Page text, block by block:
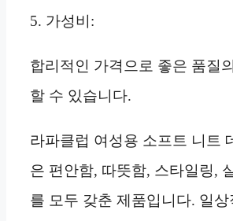
5. 가성비:
합리적인 가격으로 좋은 품질
할 수 있습니다.
라파클럽 여성용 소프트 니트
은 편안함, 따뜻함, 스타일링,
를 모두 갖춘 제품입니다. 일